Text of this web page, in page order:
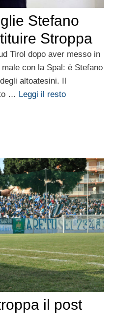
Stefano
Stroppa
Tirol dopo aver messo in
con la Spal: è Stefano
altoatesini. Il
… Leggi il resto
il post